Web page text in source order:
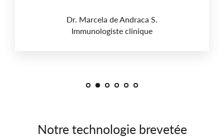
Dr. Marcela de Andraca S.
Immunologiste clinique
Notre technologie brevetée